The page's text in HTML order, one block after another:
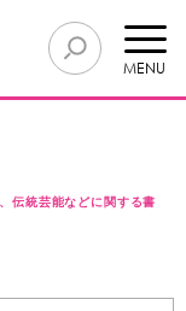
MENU
伝統芸能などに関する書